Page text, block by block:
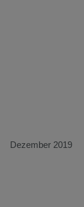
Dezember 2019